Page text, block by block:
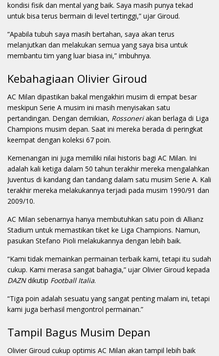
kondisi fisik dan mental yang baik. Saya masih punya tekad
untuk bisa terus bermain di level tertinggi,” ujar Giroud.
“Apabila tubuh saya masih bertahan, saya akan terus
melanjutkan dan melakukan semua yang saya bisa untuk
membantu tim yang luar biasa ini,” imbuhnya.
Kebahagiaan Olivier Giroud
AC Milan dipastikan bakal mengakhiri musim di empat besar
meskipun Serie A musim ini masih menyisakan satu
pertandingan. Dengan demikian, Rossoneriakan berlaga di Liga
Champions musim depan. Saat ini mereka berada di peringkat
keempat dengan koleksi 67 poin.
Kemenangan ini juga memiliki nilai historis bagi AC Milan. Ini
adalah kali ketiga dalam 50 tahun terakhir mereka mengalahkan
Juventus di kandang dan tandang dalam satu musim Serie A. Kali
terakhir mereka melakukannya terjadi pada musim 1990/91 dan
2009/10.
AC Milan sebenarnya hanya membutuhkan satu poin di Allianz
Stadium untuk memastikan tiket ke Liga Champions. Namun,
pasukan Stefano Pioli melakukannya dengan lebih baik.
“Kami tidak memainkan permainan terbaik kami, tetapi itu sudah
cukup. Kami merasa sangat bahagia,” ujar Olivier Giroud kepada
DAZNdikutip Football Italia.
“Tiga poin adalah sesuatu yang sangat penting malam ini, tetapi
kami juga berhasil mengontrol permainan.”
Tampil Bagus Musim Depan
Olivier Giroud cukup optimis AC Milan akan tampil lebih baik